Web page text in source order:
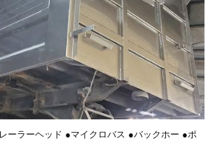
ーラーヘッド ●マイクロバス ●バックホー ●ポ